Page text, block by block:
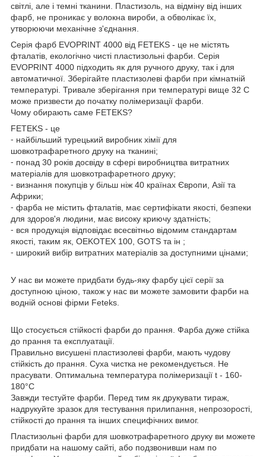
світлі, але і темні тканини. Пластизоль, на відміну від інших
фарб, не проникає у волокна вироби, а обволікає їх,
утворюючи механічне з'єднання.
Серія фарб EVOPRINT 4000 від FETEKS - це не містять
фталатів, екологічно чисті пластизольні фарби. Серія
EVOPRINT 4000 підходить як для ручного друку, так і для
автоматичної. Зберігайте пластизолеві фарби при кімнатній
температурі. Тривале зберігання при температурі вище 32 С
може призвести до початку полімеризації фарби.
Чому обирають саме FETEKS?
FETEKS - це
⁃ найбільший турецький виробник хімії для
шовкотрафаретного друку на тканині;
⁃ понад 30 років досвіду в сфері виробництва витратних
матеріалів для шовкотрафаретного друку;
⁃ визнання покупців у більш ніж 40 країнах Європи, Азії та
Африки;
⁃ фарба не містить фталатів, має сертифікати якості, безпеки
для здоров'я людини, має високу криючу здатність;
⁃ вся продукція відповідає всесвітньо відомим стандартам
якості, таким як, OEKOTEX 100, GOTS та ін ;
⁃ широкий вибір витратних матеріалів за доступними цінами;
У нас ви можете придбати будь-яку фарбу цієї серії за
доступною ціною, також у нас ви можете замовити фарби на
водній основі фірми Feteks.
Що стосується стійкості фарби до прання. Фарба дуже стійка
до прання та експлуатації.
Правильно висушені пластизолеві фарби, мають чудову
стійкість до прання. Суха чистка не рекомендується. Не
прасувати. Оптимальна температура полімеризації t - 160-
180°C
Завжди тестуйте фарби. Перед тим як друкувати тираж,
надрукуйте зразок для тестування прилипання, непрозорості,
стійкості до прання та інших специфічних вимог.
Пластизольні фарби для шовкотрафаретного друку ви можете
придбати на нашому сайті, або подзвонивши нам по